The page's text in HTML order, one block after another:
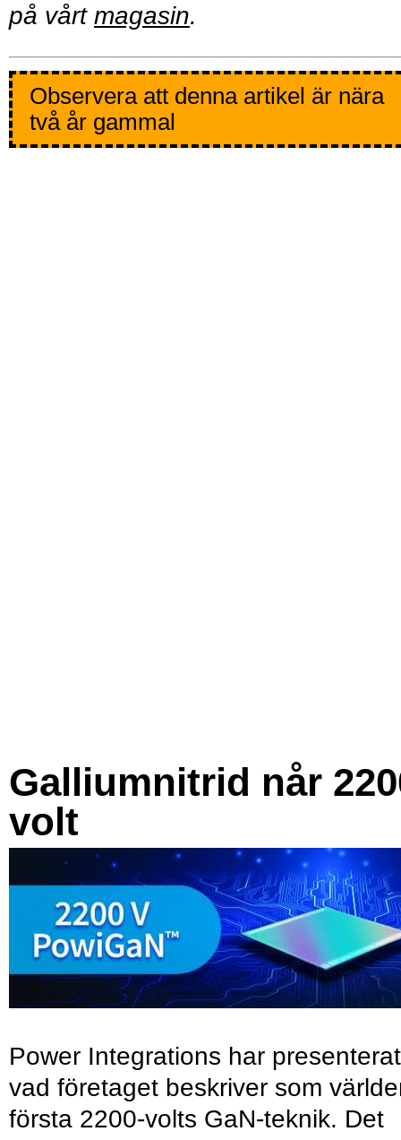
på vårt magasin.
Observera att denna artikel är nära
två år gammal
Galliumnitrid når
volt
Power Integrations har presenterat
vad företaget beskriver som
första 2200-volts GaN-teknik. Det